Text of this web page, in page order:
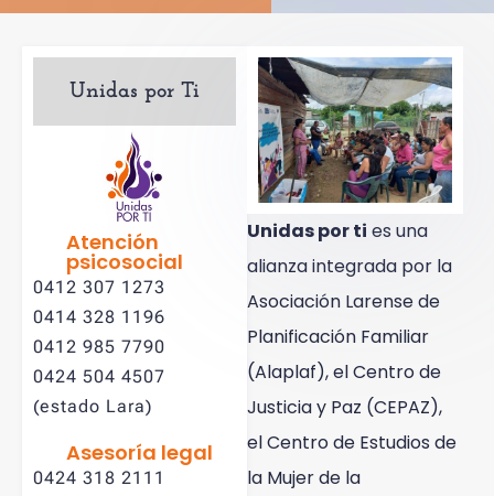
Unidas por Ti
Atención
psicosocial
0412 307 1273
0414 328 1196
0412 985 7790
0424 504 4507
(estado Lara)
Asesoría legal
0424 318 2111
Unidas por ti es una
alianza integrada por la
Asociación Larense de
Planificación Familiar
(Alaplaf), el Centro de
Justicia y Paz (CEPAZ),
el Centro de Estudios de
la Mujer de la